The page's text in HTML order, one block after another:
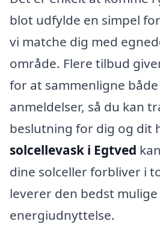
blot udfylde en simpel
vi matche dig med
område. Flere tilbud
for at sammenligne
anmeldelser, så du kan
beslutning for dig og dit
solcellevask i Egtved
dine solceller forbliver i
leverer den bedst mulige
energiudnyttelse.